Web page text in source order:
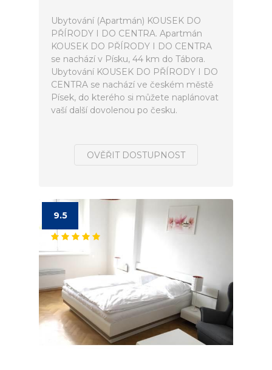
Ubytování (Apartmán) KOUSEK DO
PŘÍRODY I DO CENTRA. Apartmán
KOUSEK DO PŘÍRODY I DO CENTRA
se nachází v Písku, 44 km do Tábora.
Ubytování KOUSEK DO PŘÍRODY I DO
CENTRA se nachází ve českém městě
Písek, do kterého si můžete naplánovat
vaší další dovolenou po česku.
OVĚŘIT DOSTUPNOST
9.5